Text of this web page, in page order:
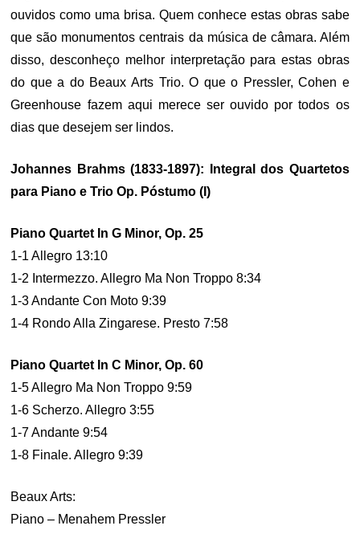
ouvidos como uma brisa. Quem conhece estas obras sabe
que são monumentos centrais da música de câmara. Além
disso, desconheço melhor interpretação para estas obras
do que a do Beaux Arts Trio. O que o Pressler, Cohen e
Greenhouse fazem aqui merece ser ouvido por todos os
dias que desejem ser lindos.
Johannes Brahms (1833-1897): Integral dos Quartetos
para Piano e Trio Op. Póstumo (I)
Piano Quartet In G Minor, Op. 25
1-1 Allegro 13:10
1-2 Intermezzo. Allegro Ma Non Troppo 8:34
1-3 Andante Con Moto 9:39
1-4 Rondo Alla Zingarese. Presto 7:58
Piano Quartet In C Minor, Op. 60
1-5 Allegro Ma Non Troppo 9:59
1-6 Scherzo. Allegro 3:55
1-7 Andante 9:54
1-8 Finale. Allegro 9:39
Beaux Arts:
Piano – Menahem Pressler